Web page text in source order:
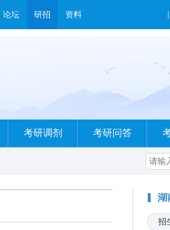
论坛 研招 资料
考研调剂 考研问答
湖
招